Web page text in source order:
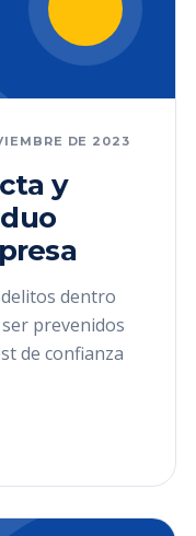
DE 2023
y
dentro
prevenidos
de confianza